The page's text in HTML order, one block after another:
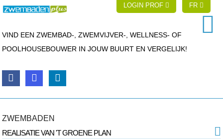
LOGIN PROF FR
VIND EEN ZWEMBAD-, ZWEMVIJVER-, WELLNESS- OF
POOLHOUSEBOUWER IN JOUW BUURT EN VERGELIJK!
ZWEMBADEN
REALISATIE VAN 'T GROENE PLAN